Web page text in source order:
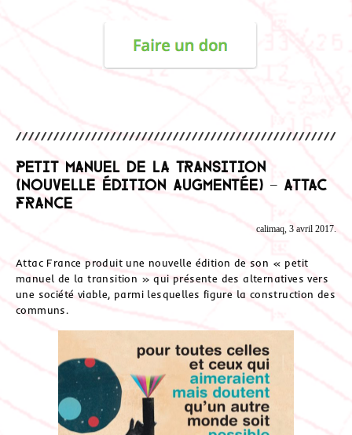
Petit manuel de la transition
(nouvelle édition augmentée) – Attac
France
calimaq, 3 avril 2017.
Attac France produit une nouvelle édition de son « petit
manuel de la transition » qui présente des alternatives vers
une société viable, parmi lesquelles figure la construction des
communs.